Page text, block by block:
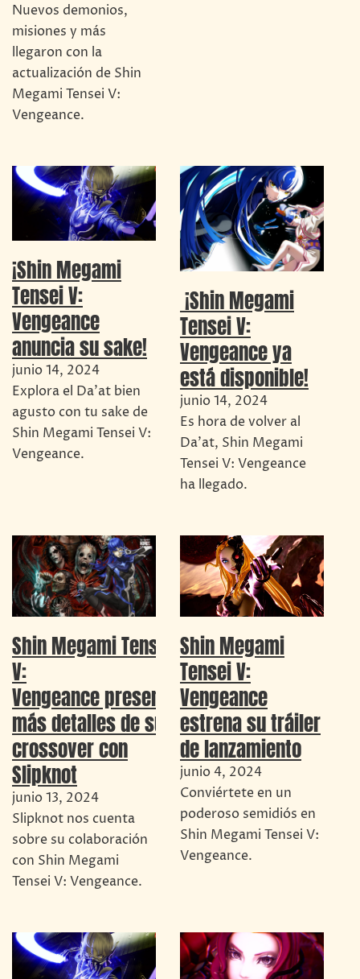
Nuevos demonios,
misiones y más
llegaron con la
actualización de Shin
Megami Tensei V:
Vengeance.
¡Shin Megami
Tensei V:
Vengeance
anuncia su sake!
junio 14, 2024
Explora el Da’at bien
agusto con tu sake de
Shin Megami Tensei V:
Vengeance.
¡Shin Megami
Tensei V:
Vengeance ya
está disponible!
junio 14, 2024
Es hora de volver al
Da'at, Shin Megami
Tensei V: Vengeance
ha llegado.
Shin Megami Tensei
V:
Vengeance presenta
más detalles de su
crossover con
Slipknot
junio 13, 2024
Slipknot nos cuenta
sobre su colaboración
con Shin Megami
Tensei V: Vengeance.
Shin Megami
Tensei V:
Vengeance
estrena su tráiler
de lanzamiento
junio 4, 2024
Conviértete en un
poderoso semidiós en
Shin Megami Tensei V:
Vengeance.